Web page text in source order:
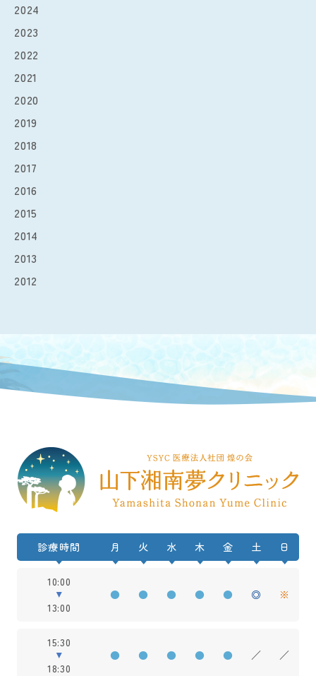
2024
2023
2022
2021
2020
2019
2018
2017
2016
2015
2014
2013
2012
診療時間 月 火 水 木 金 土 日
10:00
13:00
● ● ● ● ● ◎ ※
15:30
18:30
● ● ● ● ● ／ ／